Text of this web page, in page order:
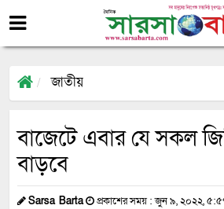
জাতীয়
বাজেটে এবার যে সকল
বাড়বে
Sarsa Barta প্রকাশের সময় : জুন ৯, ২০২২,